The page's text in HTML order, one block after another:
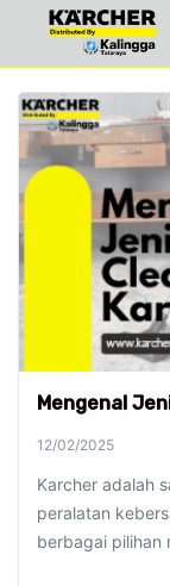
Mengenal
12/02/2025
Karcher adalah
peralatan
berbagai pilihan